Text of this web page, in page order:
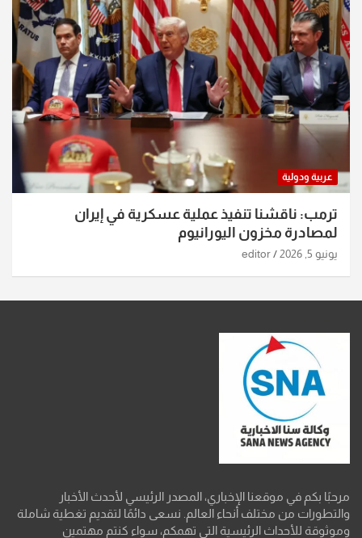
عربية ودولية
ترمب: ناقشنا تنفيذ عملية عسكرية في إيران
لمصادرة مخزون اليورانيوم
يونيو 5, 2026 editor
مرحبًا بكم في موقعنا الإخباري، المصدر الرئيسي لأحدث الأخبار
والتطورات من مختلف أنحاء العالم. نسعى دائمًا لتقديم تغطية شاملة
وموثوقة للأحداث الرئيسية التي تهمكم، سواء كنتم مهتمين